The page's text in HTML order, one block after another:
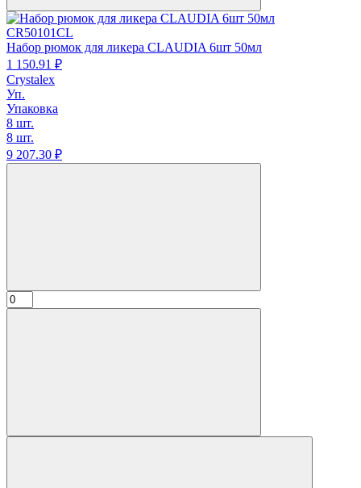
CR50101CL
Набор рюмок для ликера CLAUDIA 6шт 50мл
1 150.91 ₽
Crystalex
Уп.
Упаковка
8 шт.
8 шт.
9 207.30 ₽